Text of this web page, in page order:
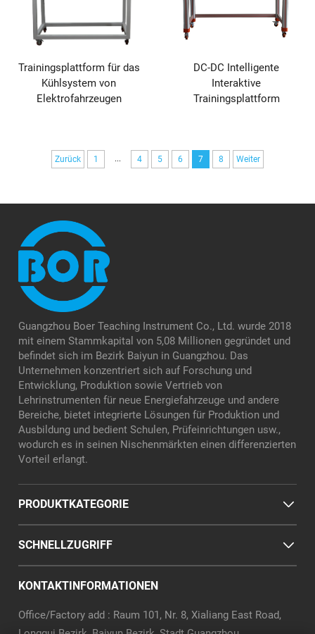
Trainingsplattform für das
Kühlsystem von
Elektrofahrzeugen
DC-DC Intelligente
Interaktive
Trainingsplattform
Zurück 1 ... 4 5 6 7 8 Weiter
Guangzhou Boer Teaching Instrument Co., Ltd. wurde 2018
mit einem Stammkapital von 5,08 Millionen gegründet und
befindet sich im Bezirk Baiyun in Guangzhou. Das
Unternehmen konzentriert sich auf Forschung und
Entwicklung, Produktion sowie Vertrieb von
Lehrinstrumenten für neue Energiefahrzeuge und andere
Bereiche, bietet integrierte Lösungen für Produktion und
Ausbildung und bedient Schulen, Prüfeinrichtungen usw.,
wodurch es in seinen Nischenmärkten einen differenzierten
Vorteil erlangt.
PRODUKTKATEGORIE
SCHNELLZUGRIFF
KONTAKTINFORMATIONEN
Office/Factory add : Raum 101, Nr. 8, Xialiang East Road,